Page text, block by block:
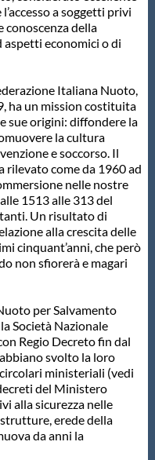
a soggetti privi
conoscenza della
aspetti economici o di
Italiana Nuoto,
ha un mission costituita
sue origini: diffondere la
la cultura
e soccorso. Il
rilevato come da 1960 ad
nelle nostre
1513 alle 313 del
Un risultato di
alla crescita delle
cinquant’anni, che però
non sfiorerà e magari
per Salvamento
Società Nazionale
Regio Decreto fin dal
svolto la loro
ministeriali (vedi
del Ministero
alla sicurezza nelle
erede della
da anni la